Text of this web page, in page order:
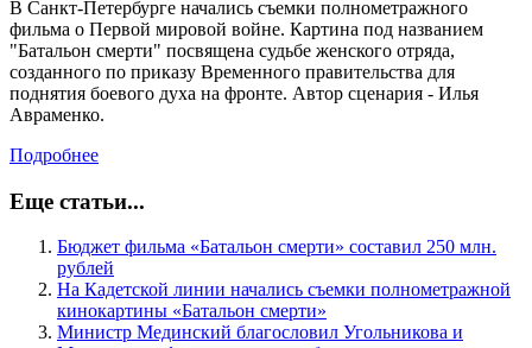
В Санкт-Петербурге начались съемки полнометражного
фильма о Первой мировой войне. Картина под названием
"Батальон смерти" посвящена судьбе женского отряда,
созданного по приказу Временного правительства для
поднятия боевого духа на фронте. Автор сценария - Илья
Авраменко.
Подробнее
Еще статьи...
Бюджет фильма «Батальон смерти» составил 250 млн.
рублей
На Кадетской линии начались съемки полнометражной
кинокартины «Батальон смерти»
Министр Мединский благословил Угольникова и